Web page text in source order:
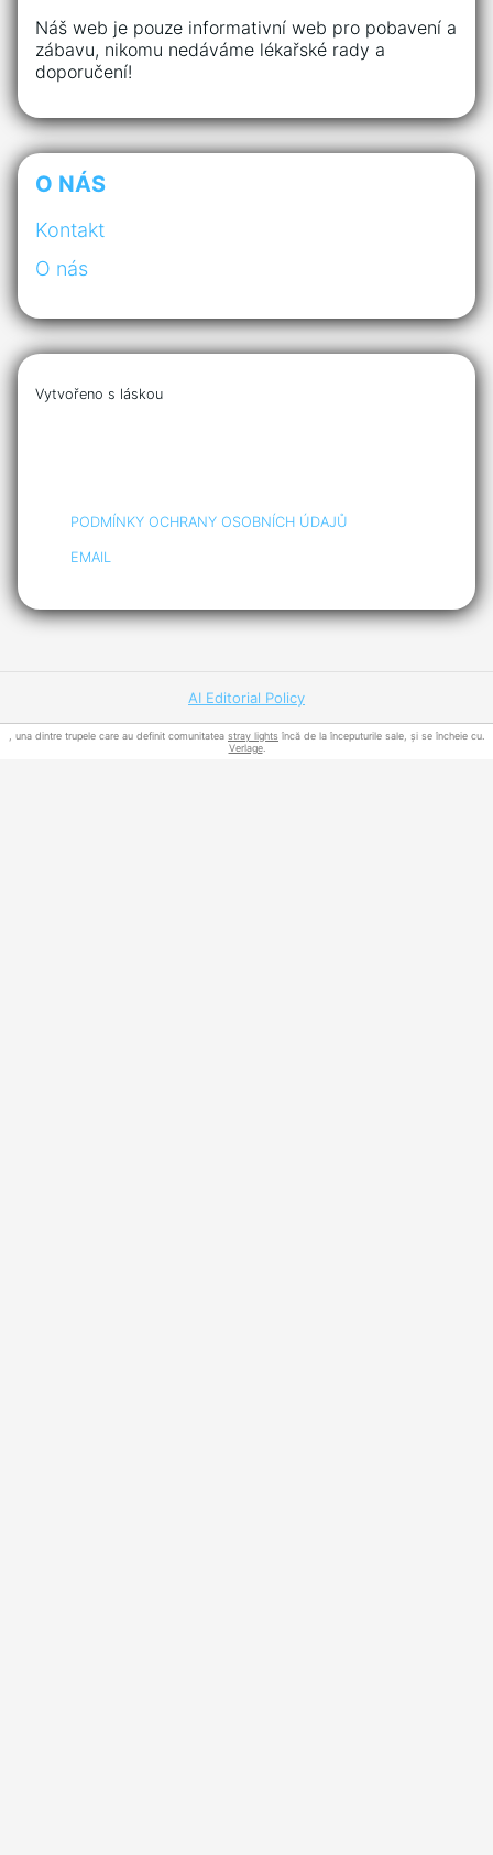
Náš web je pouze informativní web pro pobavení a
zábavu, nikomu nedáváme lékařské rady a
doporučení!
O NÁS
Kontakt
O nás
Vytvořeno s láskou
PODMÍNKY OCHRANY OSOBNÍCH ÚDAJŮ
EMAIL
AI Editorial Policy
, una dintre trupele care au definit comunitatea stray lights încă de la începuturile sale, și se încheie cu.
Verlage.